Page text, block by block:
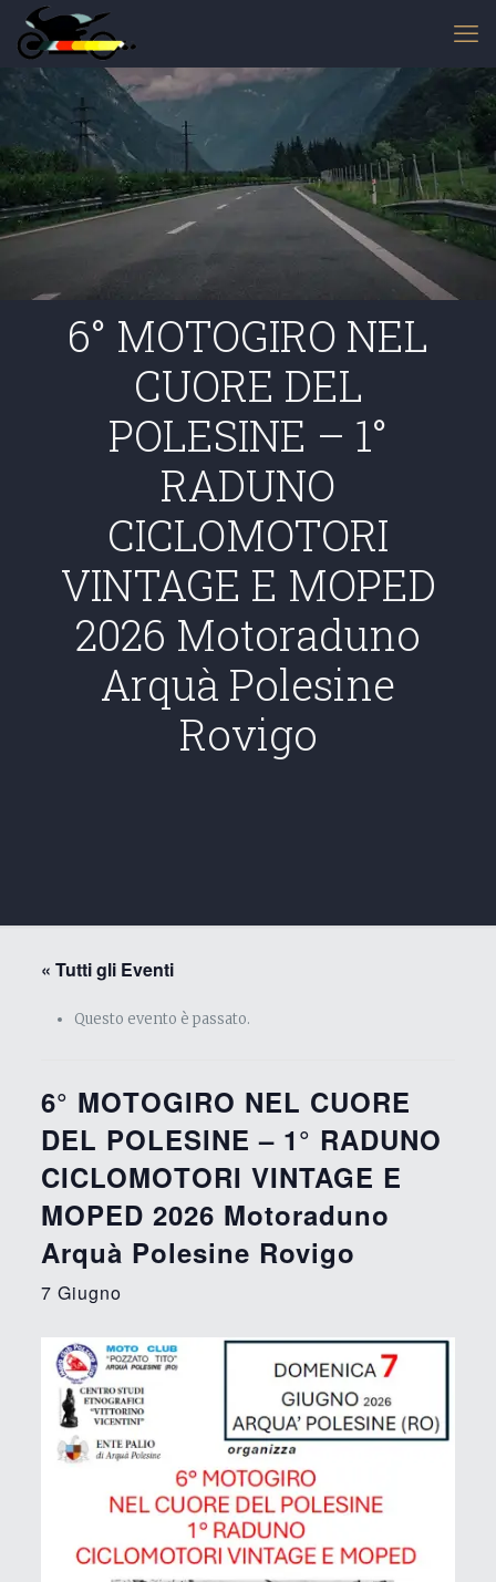
6° MOTOGIRO NEL
CUORE DEL
POLESINE – 1°
RADUNO
CICLOMOTORI
VINTAGE E MOPED
2026 Motoraduno
Arquà Polesine
Rovigo
« Tutti gli Eventi
Questo evento è passato.
6° MOTOGIRO NEL CUORE
DEL POLESINE – 1° RADUNO
CICLOMOTORI VINTAGE E
MOPED 2026 Motoraduno
Arquà Polesine Rovigo
7 Giugno